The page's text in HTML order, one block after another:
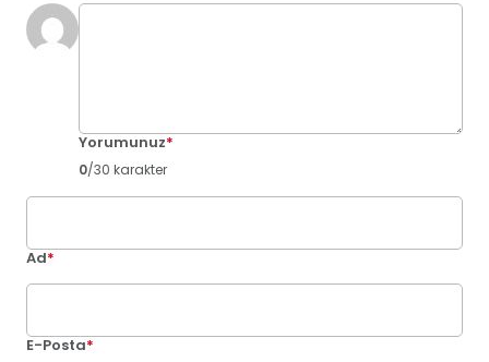
Yorumunuz*
0/30 karakter
Ad*
E-Posta*